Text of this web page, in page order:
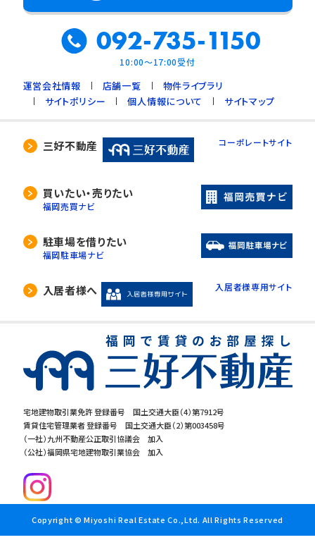
宅地建物取引業免許 登録番号 国土交通大臣（4）第7912号
賃貸住宅管理業者 登録番号 国土交通大臣（2）第003458号
（一社）九州不動産公正取引協議会 加入
（公社）福岡県宅地建物取引業協会 加入
092-735-1150
10:00～17:00受付
運営会社情報 店舗一覧
物件ライブラリ
サイトポリシー
個人情報について サイトマップ
三好不動産 コーポレートサイト
買いたい・売りたい
福岡売買ナビ
駐車場を借りたい
福岡駐車場ナビ
入居者様へ 入居者様専用サイト
Copyright © Miyoshi Real Estate Co.,Ltd. All Rights Reserved